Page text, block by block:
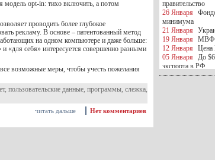
модель opt-in: тихо включить, а потом
проводить более глубокое
рекламу. В основе – патентованный метод
на одном компьютере и даже больше:
«для себя» интересуется совершенно разными
возможные меры, чтобы учесть пожелания
, пользовательские данные, программы, слежка,
Нет комментариев
читать дальше
правительство
26 Января
минимума
21 Января
19 Января
МВФ
12 Января
Цена
05 Января
До
экспорта в РФ
05 Января
Киев